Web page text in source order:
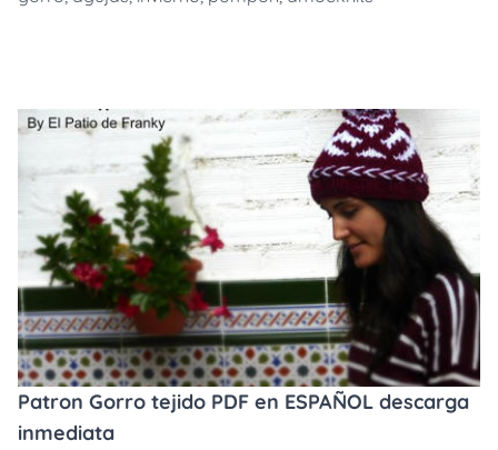
Patron Gorro tejido PDF en ESPAÑOL descarga
inmediata